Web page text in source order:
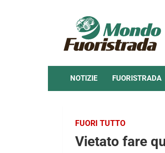
NOTIZIE FUORISTRADA
FUORI TUTTO
Vietato fare